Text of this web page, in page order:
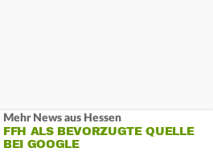
Mehr News aus Hessen
FFH ALS BEVORZUGTE QUELLE
BEI GOOGLE